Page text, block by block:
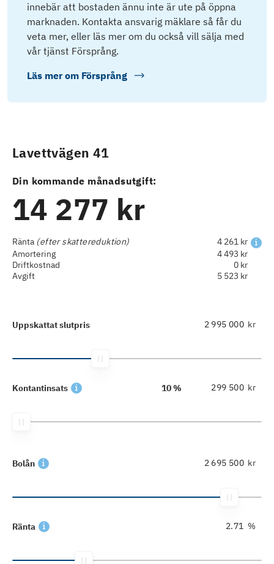
innebär att bostaden ännu inte är ute på öppna
marknaden. Kontakta ansvarig mäklare så får du
veta mer, eller läs mer om du också vill sälja med
vår tjänst Försprång.
Läs mer om Försprång
Lavettvägen 41
Din kommande månadsutgift:
14 277 kr
Ränta (efter skattereduktion)
4 261 kr
Amortering
4 493 kr
Driftkostnad
0 kr
Avgift
5 523 kr
Uppskattat slutpris kr
Kontantinsats 10 % kr
Bolån kr
Ränta %